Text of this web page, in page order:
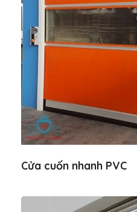
Cửa cuốn nhanh PVC